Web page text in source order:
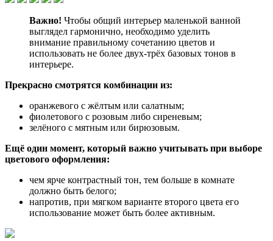
Важно! Чтобы общий интерьер маленькой ванной
выглядел гармонично, необходимо уделить
внимание правильному сочетанию цветов и
использовать не более двух-трёх базовых тонов в
интерьере.
Прекрасно смотрятся комбинации из:
оранжевого с жёлтым или салатным;
фиолетового с розовым либо сиреневым;
зелёного с мятным или бирюзовым.
Ещё один момент, который важно учитывать при выборе
цветового оформления:
чем ярче контрастный тон, тем больше в комнате
должно быть белого;
напротив, при мягком варианте второго цвета его
использование может быть более активным.